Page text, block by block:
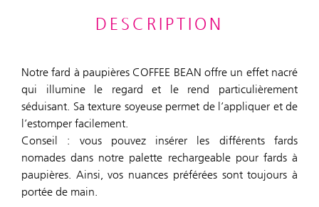
DESCRIPTION
Notre fard à paupières COFFEE BEAN offre un effet nacré
qui illumine le regard et le rend particulièrement
séduisant. Sa texture soyeuse permet de l’appliquer et de
l’estomper facilement.
Conseil : vous pouvez insérer les différents fards
nomades dans notre palette rechargeable pour fards à
paupières. Ainsi, vos nuances préférées sont toujours à
portée de main.